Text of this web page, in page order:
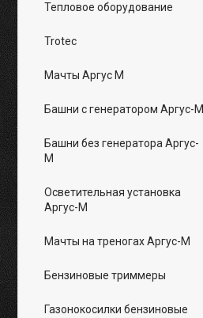
Тепловое оборудование
Trotec
Мачты Аргус М
Башни с генератором Аргус-М
Башни без генератора Аргус-
М
Осветительная установка
Аргус-М
Мачты на треногах Аргус-М
Бензиновые триммеры
Газонокосилки бензиновые